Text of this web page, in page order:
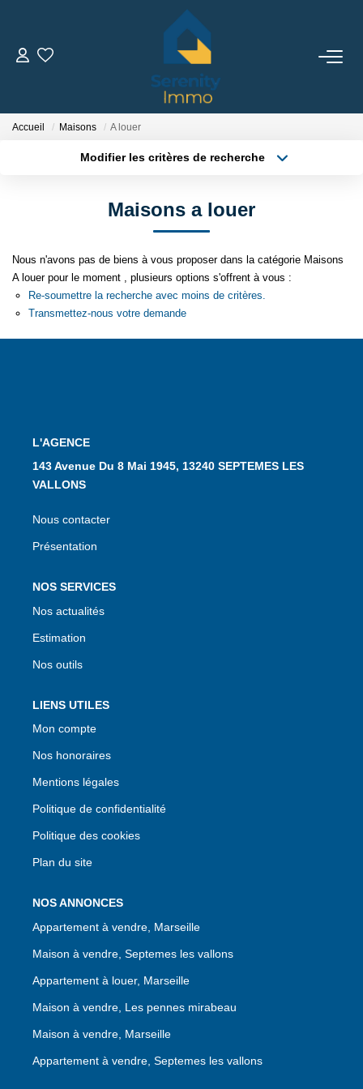
ACHETER
FAIRE GÉRER
NOTRE AGENCE
Qui Sommes Nous
Notre Équipe
Accueil Maisons A louer
Modifier les critères de recherche
Budget max Plus de critères
Maisons a louer
Nous n'avons pas de biens à vous proposer dans la catégorie Maisons
A louer pour le moment , plusieurs options s'offrent à vous :
Re-soumettre la recherche avec moins de critères.
Transmettez-nous votre demande
L'AGENCE
143 Avenue Du 8 Mai 1945, 13240 SEPTEMES LES
VALLONS
Nous contacter
Présentation
NOS SERVICES
Nos actualités
Estimation
Nos outils
LIENS UTILES
Mon compte
Nos honoraires
Mentions légales
Politique de confidentialité
Politique des cookies
Plan du site
NOS ANNONCES
Appartement à vendre, Marseille
Maison à vendre, Septemes les vallons
Appartement à louer, Marseille
Maison à vendre, Les pennes mirabeau
Maison à vendre, Marseille
Appartement à vendre, Septemes les vallons